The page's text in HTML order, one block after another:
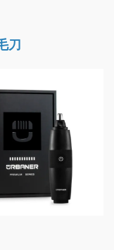
刀